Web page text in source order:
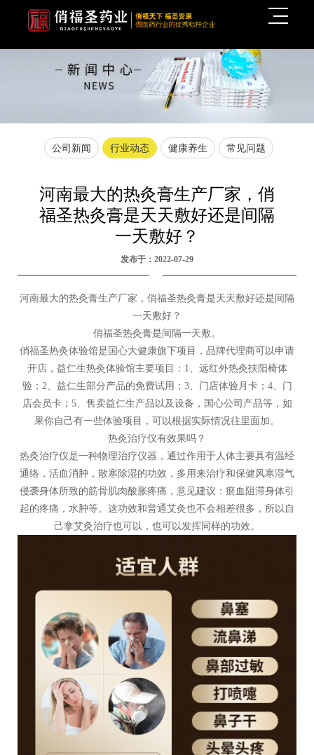
公司新闻 行业动态 健康养生 常见问题
河南最大的热灸膏生产厂家，俏
福圣热灸膏是天天敷好还是间隔
一天敷好？
发布于：2022-07-29
河南最大的热灸膏生产厂家，俏福圣热灸膏是天天敷好还是间隔
一天敷好？
俏福圣热灸膏是间隔一天敷。
俏福圣热灸体验馆是国心大健康旗下项目，品牌代理商可以申请
开店，益仁生热灸体验馆主要项目：1、远红外热灸扶阳椅体
验；2、益仁生部分产品的免费试用；3、门店体验月卡；4、门
店会员卡；5、售卖益仁生产品以及设备，国心公司产品等，如
果你自己有一些体验项目，可以根据实际情况往里面加。
热灸治疗仪有效果吗？
热灸治疗仪是一种物理治疗仪器，通过作用于人体主要具有温经
通络，活血消肿，散寒除湿的功效，多用来治疗和保健风寒湿气
侵袭身体所致的筋骨肌肉酸胀疼痛，意见建议：瘀血阻滞身体引
起的疼痛，水肿等。这功效和普通艾灸也不会相差很多，所以自
己拿艾灸治疗也可以，也可以发挥同样的功效。